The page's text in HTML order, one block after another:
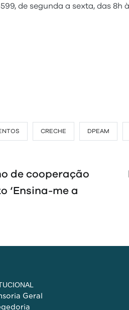
de segunda a sexta, das 8h
CRECHE DPEAM
de cooperação
‘Ensina-me a
Geral